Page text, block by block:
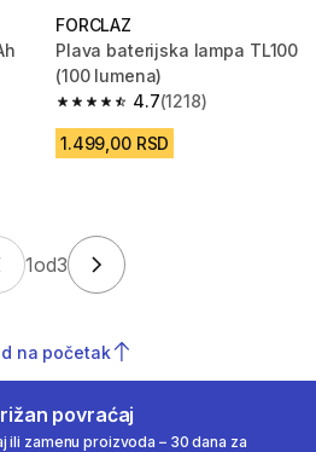
FORCLAZ
Plava baterijska lampa TL100
(100 lumena)
4.7
4.7 od 5 zvezdica from 1218
(1218)
1.499,00 RSD
1od3
na početak
povraćaj
ili zamenu proizvoda – 30 dana za